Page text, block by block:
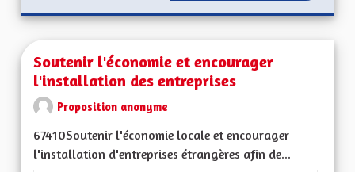
Soutenir l'économie et encourager
l'installation des entreprises
Proposition anonyme
67410Soutenir l'économie locale et encourager
l'installation d'entreprises étrangères afin de...